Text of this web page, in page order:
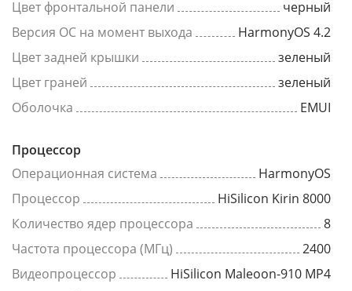
Цвет фронтальной панели
черный
Версия ОС на момент выхода
HarmonyOS 4.2
Цвет задней крышки
зеленый
Цвет граней
зеленый
Оболочка
EMUI
Процессор
Операционная система
HarmonyOS
Процессор
HiSilicon Kirin 8000
Количество ядер процессора
8
Частота процессора (МГц)
2400
Видеопроцессор
HiSilicon Maleoon-910 MP4